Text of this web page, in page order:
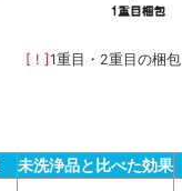
[ ! ] 1重目・2重目の梱
未洗浄品と比べた効果